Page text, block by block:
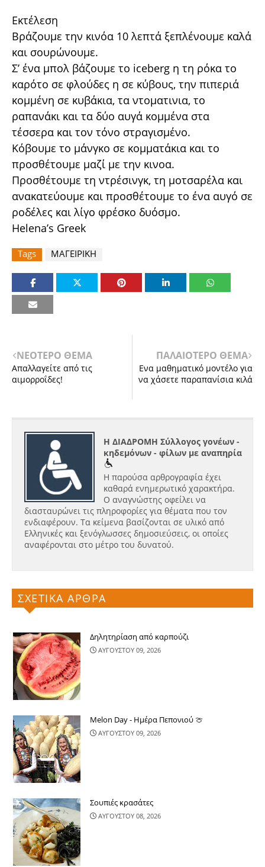
Εκτέλεση
Βράζουμε την κινόα 10 λεπτά ξεπλένουμε καλά
και σουρώνουμε.
Σ’ ένα μπολ βάζουμε το iceberg η τη ρόκα το
καρότο σε φλούδες η σε κύβους, την πιπεριά
κομμένη σε κυβάκια, τα ντοματινια, το
ραπανάκι και τα δύο αυγά κομμένα στα
τέσσερα και τον τόνο στραγισμένο.
Κόβουμε το μάνγκο σε κομματάκια και το
προσθέτουμε μαζί με την κινοα.
Προσθέτουμε τη ντρέσινγκ, τη μοτσαρέλα και
ανακατεύουμε και προσθέτουμε το ένα αυγό σε
ροδέλες και λίγο φρέσκο δυόσμο.
Helena’s Greek
Tags ΜΑΓΕΙΡΙΚΗ
ΝΕΟΤΕΡΟ ΘΕΜΑ
Απαλλαγείτε από τις
αιμορροΐδες!
ΠΑΛΑΙΟΤΕΡΟ ΘΕΜΑ
Ενα μαθηματικό μοντέλο για
να χάσετε παραπανίσια κιλά
Η ΔΙΑΔΡΟΜΗ Σύλλογος γονέων -
κηδεμόνων - φίλων με αναπηρία
Η παρούσα αρθρογραφία έχει
καθαρά ενημερωτικό χαρακτήρα.
Ο αναγνώστης οφείλει να
διασταυρώνει τις πληροφορίες για θέματα που τον
ενδιαφέρουν. Τα κείμενα βασίζονται σε υλικό από
Ελληνικές και ξενόγλωσσες δημοσιεύσεις, οι οποίες
αναφέρονται στο μέτρο του δυνατού.
ΣΧΕΤΙΚΑ ΑΡΘΡΑ
Δηλητηρίαση από καρπούζι
ΑΥΓΟΥΣΤΟΥ 09, 2026
Melon Day - Ημέρα Πεπονιού 🍈
ΑΥΓΟΥΣΤΟΥ 09, 2026
Σουπιές κρασάτες
ΑΥΓΟΥΣΤΟΥ 08, 2026